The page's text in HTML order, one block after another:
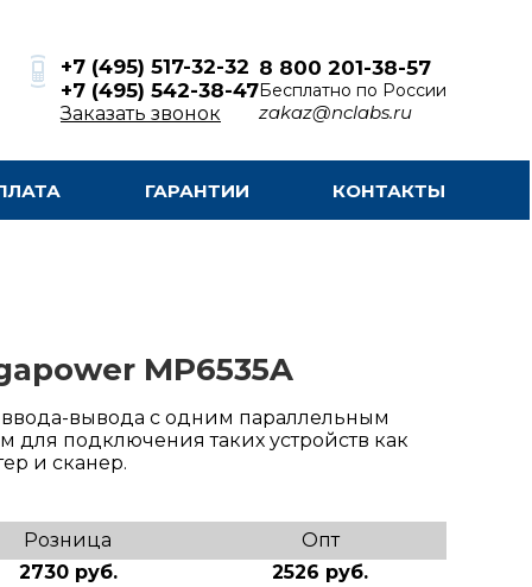
+7 (495) 517-32-32
+7 (495) 542-38-47
Заказать звонок
8 800 201-38-57
Бесплатно по России
zakaz@nclabs.ru
ГАРАНТИИ КОНТАКТЫ
MP6535A
ввода-вывода с одним параллельным
для подключения таких устройств как
и сканер.
Розница
Опт
2730 руб.
2526 руб.